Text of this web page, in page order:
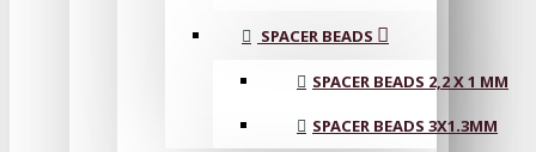
SPACER BEADS
SPACER BEADS 2,2 X 1 MM
SPACER BEADS 3X1.3MM